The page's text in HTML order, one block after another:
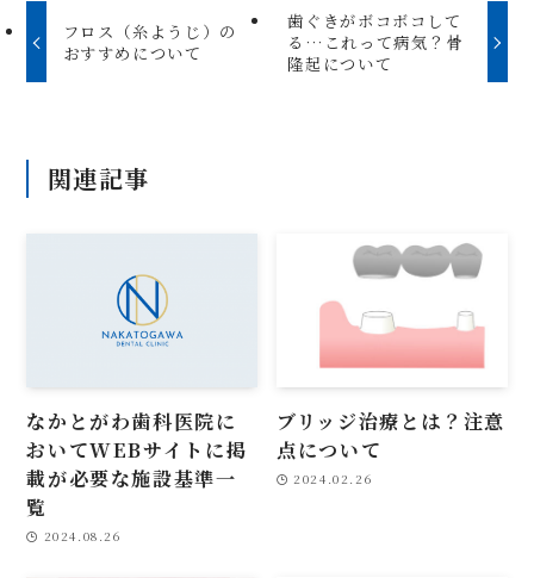
フロス（糸ようじ）の
おすすめについて
歯ぐきがボコボコして
る…これって病気？骨
隆起について
関連記事
なかとがわ歯科医院に
おいてWEBサイトに掲
載が必要な施設基準一
覧
2024.08.26
ブリッジ治療とは？注意
点について
2024.02.26